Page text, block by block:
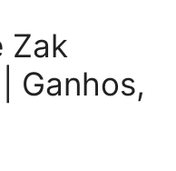
Zak
Ganhos,